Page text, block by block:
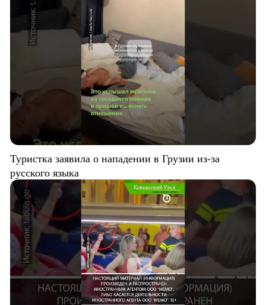
Туристка заявила о нападении в Грузии из-за
русского языка